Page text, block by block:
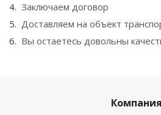
Заключаем договор
Доставляем на объект
Вы остаетесь довольны
Компания